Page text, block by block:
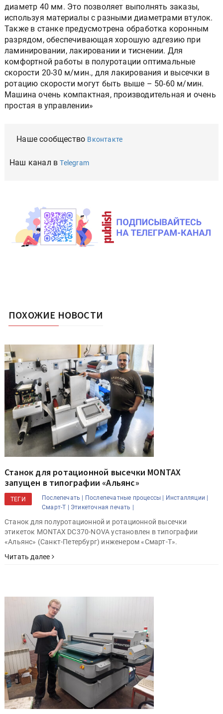
диаметр 40 мм. Это позволяет выполнять заказы,
используя материалы с разными диаметрами втулок.
Также в станке предусмотрена обработка коронным
разрядом, обеспечивающая хорошую адгезию при
ламинировании, лакировании и тиснении. Для
комфортной работы в полуротации оптимальные
скорости 20-30 м/мин., для лакирования и высечки в
ротацию скорости могут быть выше – 50-60 м/мин.
Машина очень компактная, производительная и очень
простая в управлении»
Наше сообщество Вконтакте
Наш канал вTelegram
ПОХОЖИЕ НОВОСТИ
Станок для ротационной высечки MONTAX
запущен в типографии «Альянс»
ТЕГИ Послепечать | Послепечатные процессы |
Инсталляции |
Смарт-Т |
Этикеточная печать |
Станок для полуротационной и ротационной высечки
этикеток MONTAX DC370-NOVA установлен в типографии
«Альянс» (Санкт-Петербург) инженером «Смарт-Т».
Читать далее